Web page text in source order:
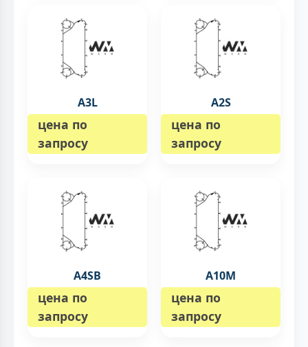
A3L
цена по
запросу
A2S
цена по
запросу
A4SB
цена по
запросу
A10M
цена по
запросу